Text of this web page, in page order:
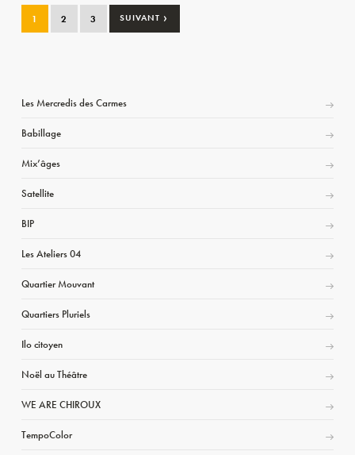
1 2 3 SUIVANT ›
Les Mercredis des Carmes
Babillage
Mix’âges
Satellite
BIP
Les Ateliers 04
Quartier Mouvant
Quartiers Pluriels
Ilo citoyen
Noël au Théâtre
WE ARE CHIROUX
TempoColor